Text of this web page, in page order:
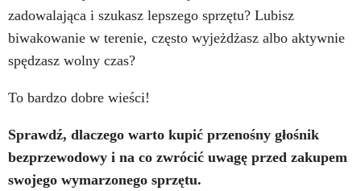
zadowalająca i szukasz lepszego sprzętu? Lubisz
biwakowanie w terenie, często wyjeżdżasz albo aktywnie
spędzasz wolny czas?
To bardzo dobre wieści!
Sprawdź, dlaczego warto kupić przenośny głośnik
bezprzewodowy i na co zwrócić uwagę przed zakupem
swojego wymarzonego sprzętu.